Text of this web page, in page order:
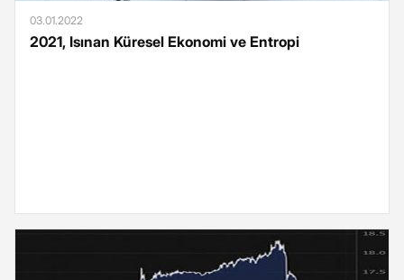
03.01.2022
2021, Isınan Küresel Ekonomi ve Entropi